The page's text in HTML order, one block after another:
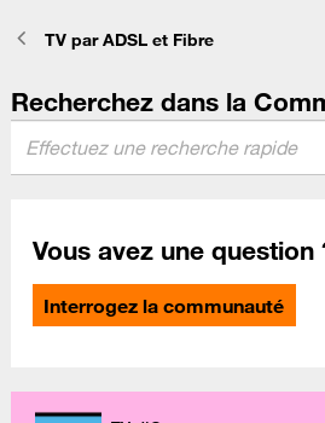
TV par ADSL et Fibre
Recherchez dans la
Vous avez une question
Interrogez la communauté